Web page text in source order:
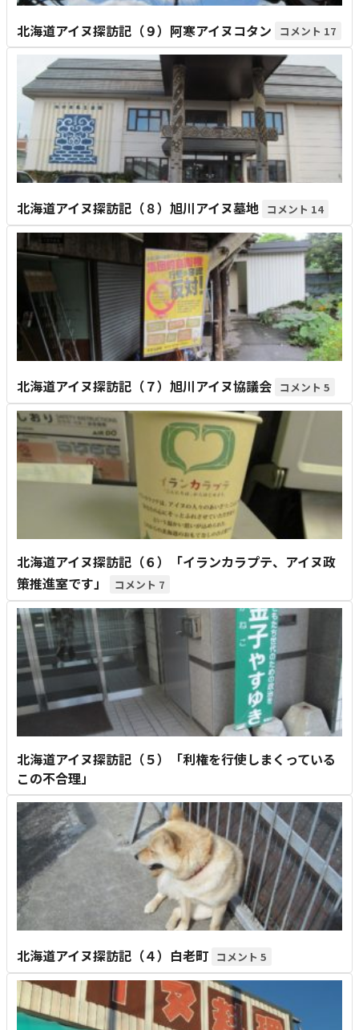
北海道アイヌ探訪記（９）阿寒アイヌコタン 17
北海道アイヌ探訪記（８）旭川アイヌ墓地 14
北海道アイヌ探訪記（７）旭川アイヌ協議会 5
北海道アイヌ探訪記（６）「イランカラプテ、アイヌ政
策推進室です」
7
北海道アイヌ探訪記（５）「利権を行使しまくっている
この不合理」
北海道アイヌ探訪記（４）白老町 5